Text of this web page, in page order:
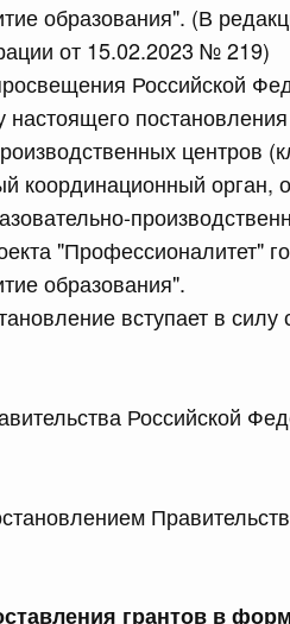
образования". (В
от 15.02.2023 № 219)
Российской
настоящего
центров
координационный орган,
"Профессионалитет"
образования".
вступает в
Правительства
грантов в
июля, среда
Федерации от
Российской Федерации
Федерации от
Федерации от
Федерации от